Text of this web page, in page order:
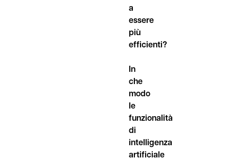
a
essere
più
efficienti?
In
che
modo
le
funzionalità
di
intelligenza
artificiale